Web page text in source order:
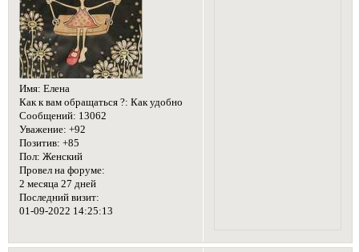
Имя: Елена
Как к вам обращаться ?: Как удобно
Сообщений: 13062
Уважение: +92
Позитив: +85
Пол: Женский
Провел на форуме:
2 месяца 27 дней
Последний визит:
01-09-2022 14:25:13